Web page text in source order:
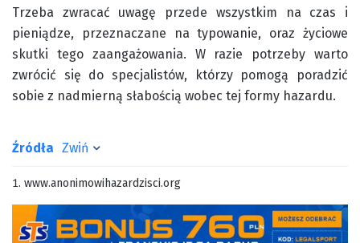
Trzeba zwracać uwagę przede wszystkim na czas i
pieniądze, przeznaczane na typowanie, oraz życiowe
skutki tego zaangażowania. W razie potrzeby warto
zwrócić się do specjalistów, którzy pomogą poradzić
sobie z nadmierną słabością wobec tej formy hazardu.
Źródła Zwiń
www.anonimowihazardzisci.org